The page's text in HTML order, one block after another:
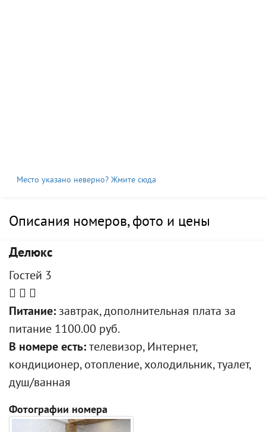
Место указано неверно? Жмите сюда
Описания номеров, фото и цены
Делюкс
Гостей 3
Питание: завтрак, дополнительная плата за
питание 1100.00 руб.
В номере есть: телевизор, Интернет,
кондиционер, отопление, холодильник, туалет,
душ/ванная
Фотографии номера